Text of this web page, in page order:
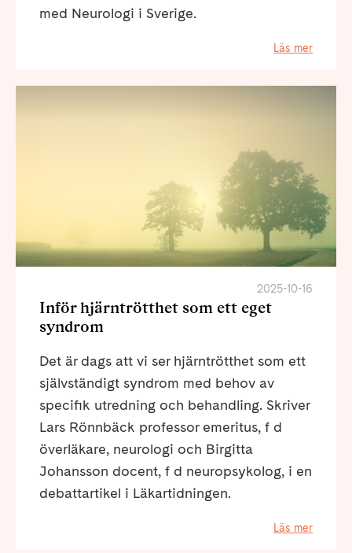
med Neurologi i Sverige.
Läs mer
2025-10-16
Inför hjärntrötthet som ett eget
syndrom
Det är dags att vi ser hjärntrötthet som ett
självständigt syndrom med behov av
specifik utredning och behandling. Skriver
Lars Rönnbäck professor emeritus, f d
överläkare, neurologi och Birgitta
Johansson docent, f d neuropsykolog, i en
debattartikel i Läkartidningen.
Läs mer